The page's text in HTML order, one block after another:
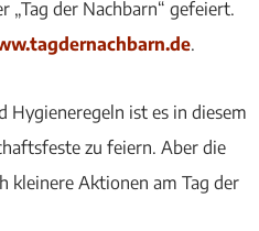
„Tag der Nachbarn“ gefeiert.
.
Hygieneregeln ist es in diesem
zu feiern. Aber die
kleinere Aktionen am Tag der